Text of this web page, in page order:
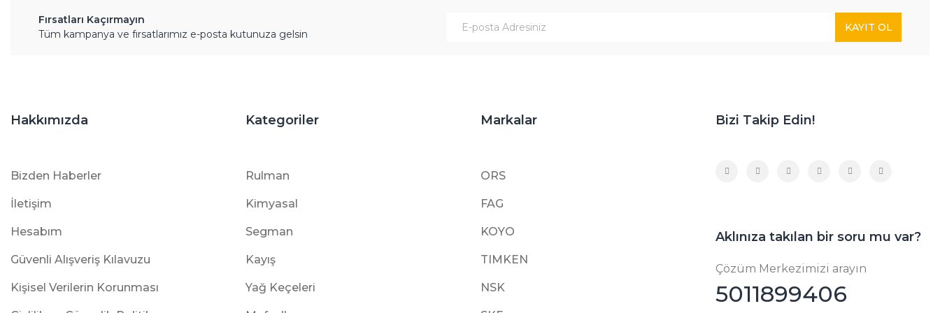
Fırsatları Kaçırmayın
Tüm kampanya ve fırsatlarımız e-posta kutunuza gelsin
KAYIT OL
Hakkımızda
Bizden Haberler
İletişim
Hesabım
Güvenli Alışveriş Kılavuzu
Kişisel Verilerin Korunması
Kategoriler
Rulman
Kimyasal
Segman
Kayış
Yağ Keçeleri
Markalar
ORS
FAG
KOYO
TIMKEN
NSK
Bizi Takip Edin!
Aklınıza takılan bir soru mu var?
Çözüm Merkezimizi arayın
5011899406